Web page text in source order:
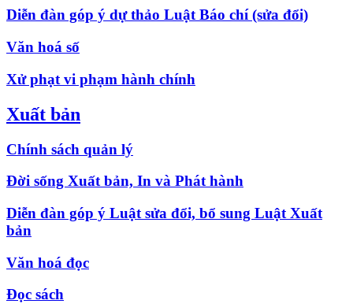
Diễn đàn góp ý dự thảo Luật Báo chí (sửa đổi)
Văn hoá số
Xử phạt vi phạm hành chính
Xuất bản
Chính sách quản lý
Đời sống Xuất bản, In và Phát hành
Diễn đàn góp ý Luật sửa đổi, bổ sung Luật Xuất
bản
Văn hoá đọc
Đọc sách